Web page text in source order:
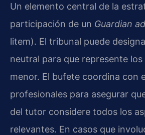
Un elemento central de la
participación de un Guardian
litem). El tribunal puede
neutral para que represente los
menor. El bufete coordina con
profesionales para asegurar
del tutor considere todos los
relevantes. En casos que